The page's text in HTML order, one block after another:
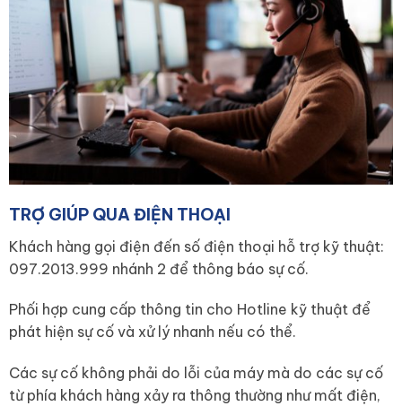
TRỢ GIÚP QUA ĐIỆN THOẠI
Khách hàng gọi điện đến số điện thoại hỗ trợ kỹ thuật:
097.2013.999 nhánh 2 để thông báo sự cố.
Phối hợp cung cấp thông tin cho Hotline kỹ thuật để
phát hiện sự cố và xử lý nhanh nếu có thể.
Các sự cố không phải do lỗi của máy mà do các sự cố
từ phía khách hàng xảy ra thông thường như mất điện,